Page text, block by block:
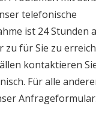
telefonische
ist 24 Stunden
erreichen. In
kontaktieren
Für alle
nutzen Sie unser Anfrageformular.